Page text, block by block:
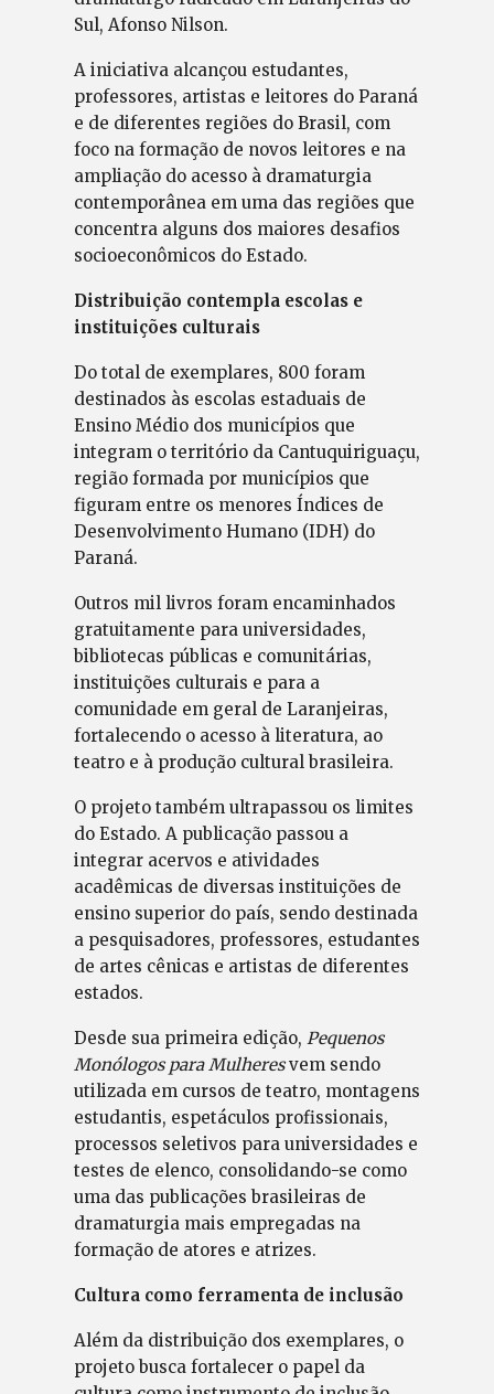
Sul, Afonso Nilson.
A iniciativa alcançou estudantes,
professores, artistas e leitores do Paraná
e de diferentes regiões do Brasil, com
foco na formação de novos leitores e na
ampliação do acesso à dramaturgia
contemporânea em uma das regiões que
concentra alguns dos maiores desafios
socioeconômicos do Estado.
Distribuição contempla escolas e
instituições culturais
Do total de exemplares, 800 foram
destinados às escolas estaduais de
Ensino Médio dos municípios que
integram o território da Cantuquiriguaçu,
região formada por municípios que
figuram entre os menores Índices de
Desenvolvimento Humano (IDH) do
Paraná.
Outros mil livros foram encaminhados
gratuitamente para universidades,
bibliotecas públicas e comunitárias,
instituições culturais e para a
comunidade em geral de Laranjeiras,
fortalecendo o acesso à literatura, ao
teatro e à produção cultural brasileira.
O projeto também ultrapassou os limites
do Estado. A publicação passou a
integrar acervos e atividades
acadêmicas de diversas instituições de
ensino superior do país, sendo destinada
a pesquisadores, professores, estudantes
de artes cênicas e artistas de diferentes
estados.
Desde sua primeira edição, Pequenos
Monólogos para Mulheresvem sendo
utilizada em cursos de teatro, montagens
estudantis, espetáculos profissionais,
processos seletivos para universidades e
testes de elenco, consolidando-se como
uma das publicações brasileiras de
dramaturgia mais empregadas na
formação de atores e atrizes.
Cultura como ferramenta de inclusão
Além da distribuição dos exemplares, o
projeto busca fortalecer o papel da